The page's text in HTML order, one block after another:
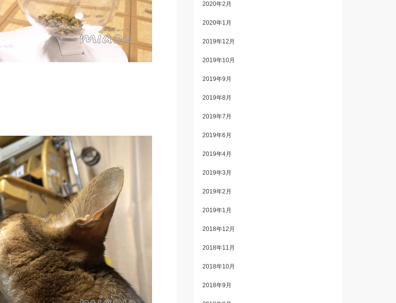
2020年2月
2020年1月
2019年12月
2019年10月
2019年9月
2019年8月
2019年7月
2019年6月
2019年4月
2019年3月
2019年2月
2019年1月
2018年12月
2018年11月
2018年10月
2018年9月